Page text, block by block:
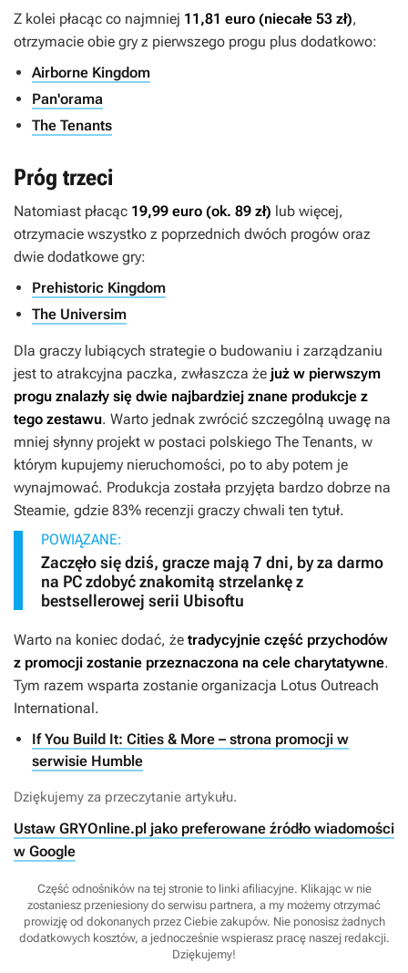
Z kolei płacąc co najmniej 11,81 euro (niecałe 53 zł),
otrzymacie obie gry z pierwszego progu plus dodatkowo:
Airborne Kingdom
Pan'orama
The Tenants
Próg trzeci
Natomiast płacąc 19,99 euro (ok. 89 zł) lub więcej,
otrzymacie wszystko z poprzednich dwóch progów oraz
dwie dodatkowe gry:
Prehistoric Kingdom
The Universim
Dla graczy lubiących strategie o budowaniu i zarządzaniu
jest to atrakcyjna paczka, zwłaszcza że już w pierwszym
progu znalazły się dwie najbardziej znane produkcje z
tego zestawu. Warto jednak zwrócić szczególną uwagę na
mniej słynny projekt w postaci polskiego The Tenants, w
którym kupujemy nieruchomości, po to aby potem je
wynajmować. Produkcja została przyjęta bardzo dobrze na
Steamie, gdzie 83% recenzji graczy chwali ten tytuł.
POWIĄZANE:
Zaczęło się dziś, gracze mają 7 dni, by za darmo
na PC zdobyć znakomitą strzelankę z
bestsellerowej serii Ubisoftu
Warto na koniec dodać, że tradycyjnie część przychodów
z promocji zostanie przeznaczona na cele charytatywne.
Tym razem wsparta zostanie organizacja Lotus Outreach
International.
If You Build It: Cities & More – strona promocji w
serwisie Humble
Dziękujemy za przeczytanie artykułu.
Ustaw GRYOnline.pl jako preferowane źródło wiadomości
w Google
Część odnośników na tej stronie to linki afiliacyjne. Klikając w nie
zostaniesz przeniesiony do serwisu partnera, a my możemy otrzymać
prowizję od dokonanych przez Ciebie zakupów. Nie ponosisz żadnych
dodatkowych kosztów, a jednocześnie wspierasz pracę naszej redakcji.
Dziękujemy!